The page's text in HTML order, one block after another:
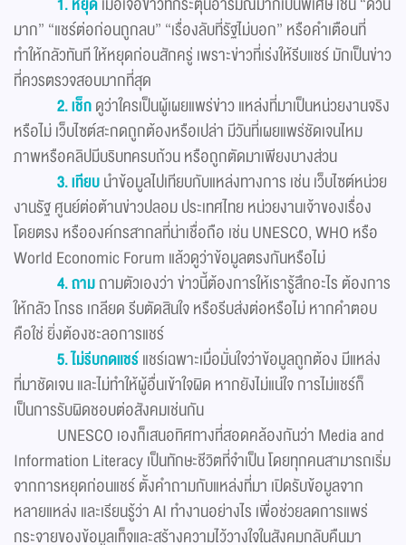
มาก” “แชร์ต่อก่อนถูกลบ” “เรื่องลับที่รัฐไม่บอก” หรือคำเตือนที่
ทำให้กลัวทันที ให้หยุดก่อนสักครู่ เพราะข่าวที่เร่งให้รีบแชร์ มักเป็นข่าว
ที่ควรตรวจสอบมากที่สุด
2. เช็กดูว่าใครเป็นผู้เผยแพร่ข่าว แหล่งที่มาเป็นหน่วยงานจริง
หรือไม่ เว็บไซต์สะกดถูกต้องหรือเปล่า มีวันที่เผยแพร่ชัดเจนไหม
ภาพหรือคลิปมีบริบทครบถ้วน หรือถูกตัดมาเพียงบางส่วน
3. เทียบนำข้อมูลไปเทียบกับแหล่งทางการ เช่น เว็บไซต์หน่วย
งานรัฐ ศูนย์ต่อต้านข่าวปลอม ประเทศไทย หน่วยงานเจ้าของเรื่อง
โดยตรง หรือองค์กรสากลที่น่าเชื่อถือ เช่น UNESCO, WHO หรือ
World Economic Forum แล้วดูว่าข้อมูลตรงกันหรือไม่
4. ถามถามตัวเองว่า ข่าวนี้ต้องการให้เรารู้สึกอะไร ต้องการ
ให้กลัว โกรธ เกลียด รีบตัดสินใจ หรือรีบส่งต่อหรือไม่ หากคำตอบ
คือใช่ ยิ่งต้องชะลอการแชร์
5. ไม่รีบกดแชร์แชร์เฉพาะเมื่อมั่นใจว่าข้อมูลถูกต้อง มีแหล่ง
ที่มาชัดเจน และไม่ทำให้ผู้อื่นเข้าใจผิด หากยังไม่แน่ใจ การไม่แชร์ก็
เป็นการรับผิดชอบต่อสังคมเช่นกัน
UNESCO เองก็เสนอทิศทางที่สอดคล้องกันว่า Media and
Information Literacy เป็นทักษะชีวิตที่จำเป็น โดยทุกคนสามารถเริ่ม
จากการหยุดก่อนแชร์ ตั้งคำถามกับแหล่งที่มา เปิดรับข้อมูลจาก
หลายแหล่ง และเรียนรู้ว่า AI ทำงานอย่างไร เพื่อช่วยลดการแพร่
กระจายของข้อมูลเท็จและสร้างความไว้วางใจในสังคมกลับคืนมา